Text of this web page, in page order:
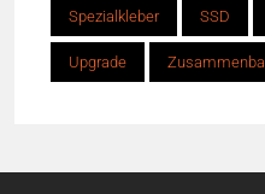
Spezialkleber SSD
Upgrade